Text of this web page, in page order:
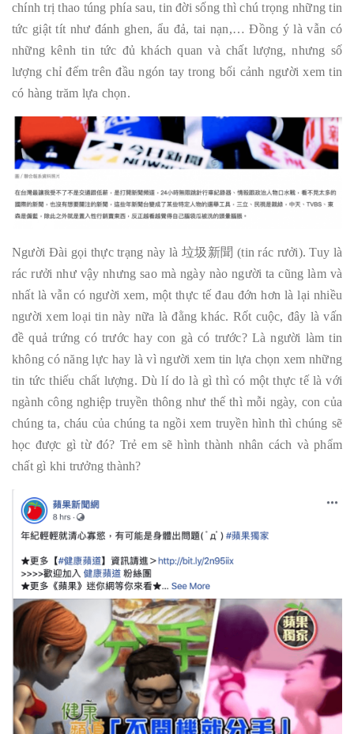
chính trị thao túng phía sau, tin đời sống thì chú trọng những tin
tức giật tít như đánh ghen, ẩu đả, tai nạn,… Đồng ý là vẫn có
những kênh tin tức đủ khách quan và chất lượng, nhưng số
lượng chỉ đếm trên đầu ngón tay trong bối cảnh người xem tin
có hàng trăm lựa chọn.
Người Đài gọi thực trạng này là 垃圾新聞 (tin rác rưởi). Tuy là
rác rưởi như vậy nhưng sao mà ngày nào người ta cũng làm và
nhất là vẫn có người xem, một thực tế đau đớn hơn là lại nhiều
người xem loại tin này nữa là đằng khác. Rốt cuộc, đây là vấn
đề quả trứng có trước hay con gà có trước? Là người làm tin
không có năng lực hay là vì người xem tin lựa chọn xem những
tin tức thiếu chất lượng. Dù lí do là gì thì có một thực tế là với
ngành công nghiệp truyền thông như thế thì mỗi ngày, con của
chúng ta, cháu của chúng ta ngồi xem truyền hình thì chúng sẽ
học được gì từ đó? Trẻ em sẽ hình thành nhân cách và phẩm
chất gì khi trưởng thành?